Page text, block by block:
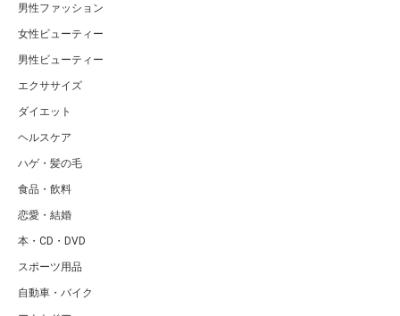
男性ファッション
女性ビューティー
男性ビューティー
エクササイズ
ダイエット
ヘルスケア
ハゲ・髪の毛
食品・飲料
恋愛・結婚
本・CD・DVD
スポーツ用品
自動車・バイク